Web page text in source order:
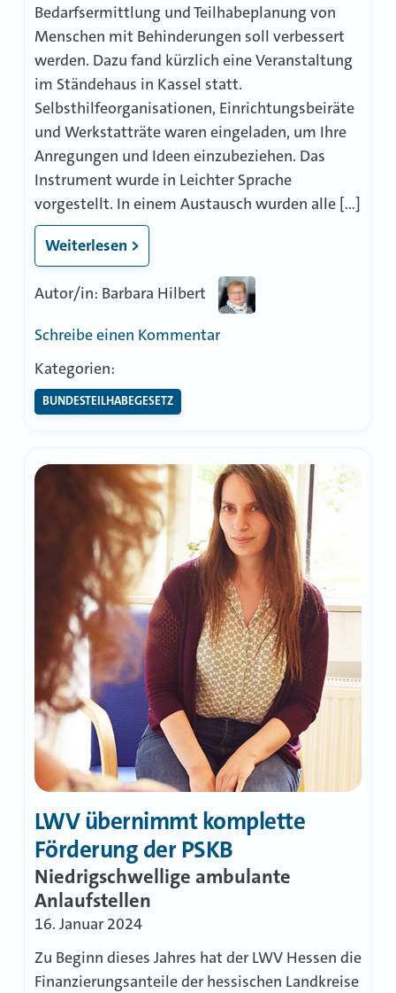
Bedarfsermittlung und Teilhabeplanung von
Menschen mit Behinderungen soll verbessert
werden. Dazu fand kürzlich eine Veranstaltung
im Ständehaus in Kassel statt.
Selbsthilfeorganisationen, Einrichtungsbeiräte
und Werkstatträte waren eingeladen, um Ihre
Anregungen und Ideen einzubeziehen. Das
Instrument wurde in Leichter Sprache
vorgestellt. In einem Austausch wurden alle […]
Weiterlesen >
Autor/in: Barbara Hilbert
Schreibe einen Kommentarzu
aufgegriffen
Kategorien:
BUNDESTEILHABEGESETZ
LWV übernimmt komplette
Förderung der PSKB
Niedrigschwellige ambulante
Anlaufstellen
16. Januar 2024
Zu Beginn dieses Jahres hat der LWV Hessen die
Finanzierungsanteile der hessischen Landkreise